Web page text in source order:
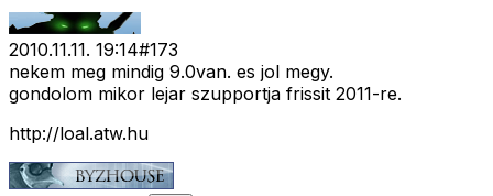
2010.11.11. 19:14#173
nekem meg mindig 9.0van. es jol megy.
gondolom mikor lejar szupportja frissit 2011-re.
http://loal.atw.hu